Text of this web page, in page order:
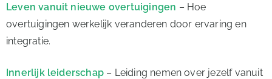
Leven vanuit nieuwe overtuigingen – Hoe
overtuigingen werkelijk veranderen door ervaring en
integratie.
Innerlijk leiderschap – Leiding nemen over jezelf vanuit